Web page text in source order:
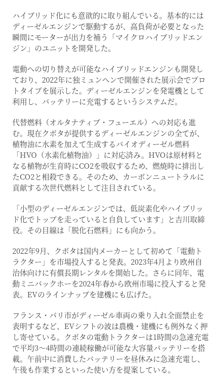
ハイブリッド化にも意欲的に取り組んでいる。基本的には
ディーゼルエンジンで駆動するが、高負荷が必要となった
瞬間にモーターが出力を補う「マイクロハイブリッドエン
ジン」のユニットを開発した。
電動への切り替えが可能なハイブリッドエンジンも開発し
ており、2022年に独ミュンヘンで開催された展示会でプロ
トタイプを展示した。ディーゼルエンジンを発電機として
利用し、バッテリーに充電するというシステムだ。
代替燃料（オルタナティブ・フューエル）への対応も進
む。現在クボタが提供するディーゼルエンジンの全てが、
植物油に水素を加えて生成するバイオディーゼル燃料
「HVO（水素化植物油）」に対応済み。HVOは原材料と
なる植物が生育時にCO2を吸収するため、燃焼時に排出し
たCO2と相殺できる。そのため、カーボンニュートラルに
貢献する次世代燃料として注目されている。
「小型のディーゼルエンジンでは、低炭素化やハイブリッ
ド化でトップを走っていると自負しています」と吉川取締
役。その目線は「脱化石燃料」にも向かう。
2022年9月、クボタは国内メーカーとして初めて「電動ト
ラクター」を市場投入すると発表。2023年4月より欧州自
治体向けに有償長期レンタルを開始した。さらに同年、電
動ミニバックホーを2024年春から欧州市場に投入すると発
表。EVのラインナップを建機にも広げた。
フランス・パリ市がディーゼル車両の乗り入れ全面禁止を
表明するなど、EVシフトの波は農機・建機にも例外なく押
し寄せている。クボタの電動トラクターは1時間の急速充電
で平均3～4時間の連続稼働が可能な大容量バッテリーを搭
載。午前中に消費したバッテリーを昼休みに急速充電し、
午後も作業するといった使い方を提案している。